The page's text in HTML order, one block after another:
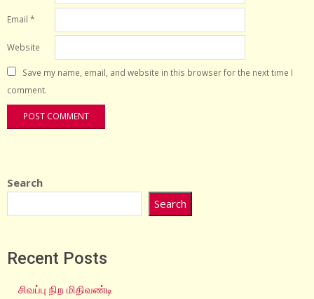
Email *
Website
Save my name, email, and website in this browser for the next time I
comment.
Search
Search
Recent Posts
சிவப்பு நிற மிதிவண்டி